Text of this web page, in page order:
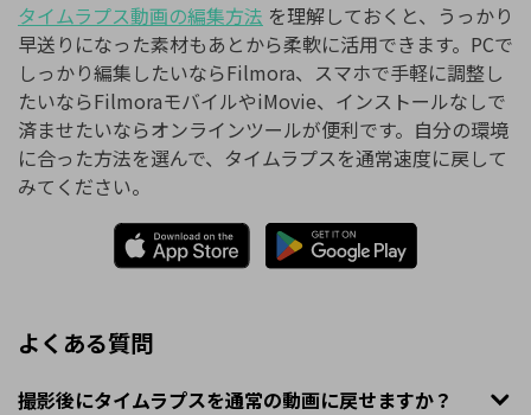
タイムラプス動画の編集方法 を理解しておくと、うっかり
早送りになった素材もあとから柔軟に活用できます。PCで
しっかり編集したいならFilmora、スマホで手軽に調整し
たいならFilmoraモバイルやiMovie、インストールなしで
済ませたいならオンラインツールが便利です。自分の環境
に合った方法を選んで、タイムラプスを通常速度に戻して
みてください。
よくある質問
撮影後にタイムラプスを通常の動画に戻せますか？